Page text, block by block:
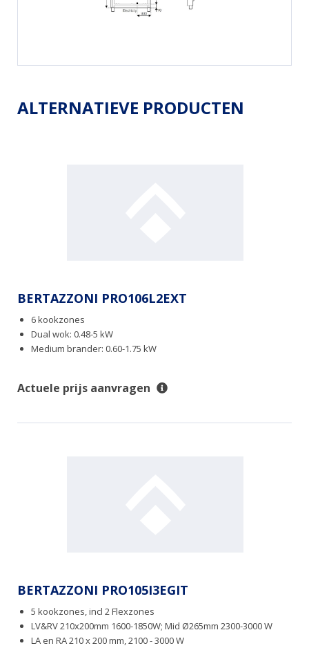
ALTERNATIEVE PRODUCTEN
BERTAZZONI PRO106L2EXT
6 kookzones
Dual wok: 0.48-5 kW
Medium brander: 0.60-1.75 kW
Actuele prijs aanvragen
BERTAZZONI PRO105I3EGIT
5 kookzones, incl 2 Flexzones
LV&RV 210x200mm 1600-1850W; Mid Ø265mm 2300-3000 W
LA en RA 210 x 200 mm, 2100 - 3000 W